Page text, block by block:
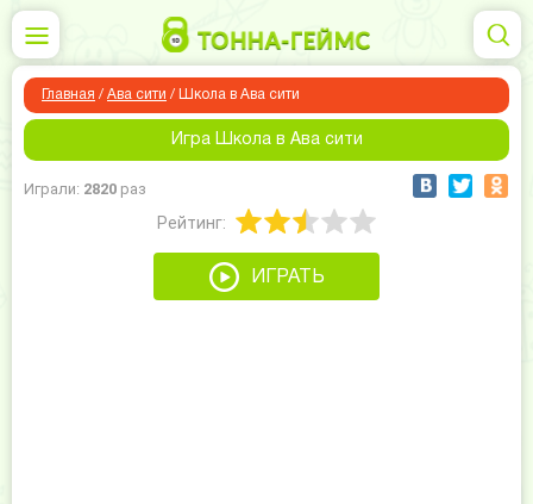
Главная / Ава сити / Школа в Ава сити
Игра Школа в Ава сити
Играли: 2820 раз
Рейтинг:
ИГРАТЬ